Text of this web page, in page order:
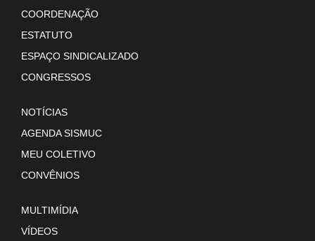
COORDENAÇÃO
ESTATUTO
ESPAÇO SINDICALIZADO
CONGRESSOS
NOTÍCIAS
AGENDA SISMUC
MEU COLETIVO
CONVÊNIOS
MULTIMÍDIA
VÍDEOS